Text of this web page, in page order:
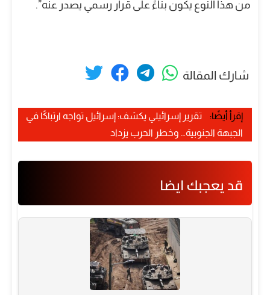
من هذا النوع يكون بناءً على قرار رسمي يصدر عنه”.
شارك المقالة
إقرأ أيضًا:
تقرير إسرائيلي يكشف: إسرائيل تواجه ارتباكًا في
الجبهة الجنوبية… وخطر الحرب يزداد
قد يعجبك ايضا